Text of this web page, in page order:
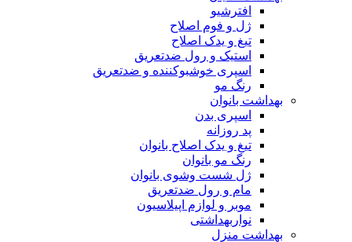
افترشیو
ژل و فوم اصلاح
تیغ و یدک اصلاح
استیک و رول ضدتعریق
اسپری خوشبوکننده و ضدتعریق
رنگ مو
بهداشت بانوان
اسپری بدن
پد روزانه
تیغ و یدک اصلاح بانوان
رنگ مو بانوان
ژل شست وشوی بانوان
مام و رول ضدتعریق
موبر و لوازم اپیلاسیون
نواربهداشتی
بهداشت منزل